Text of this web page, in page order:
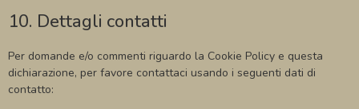
10. Dettagli contatti
Per domande e/o commenti riguardo la Cookie Policy e questa
dichiarazione, per favore contattaci usando i seguenti dati di
contatto: